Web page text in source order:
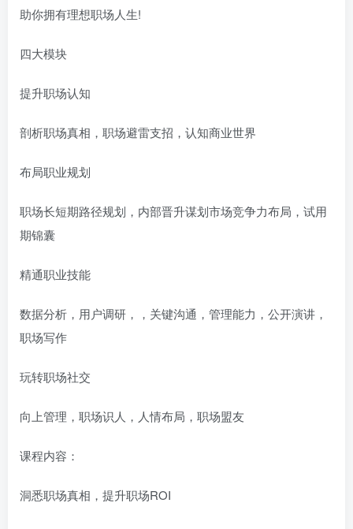
助你拥有理想职场人生!
四大模块
提升职场认知
剖析职场真相，职场避雷支招，认知商业世界
布局职业规划
职场长短期路径规划，内部晋升谋划市场竞争力布局，试用
期锦囊
精通职业技能
数据分析，用户调研，，关键沟通，管理能力，公开演讲，
职场写作
玩转职场社交
向上管理，职场识人，人情布局，职场盟友
课程内容：
洞悉职场真相，提升职场ROI